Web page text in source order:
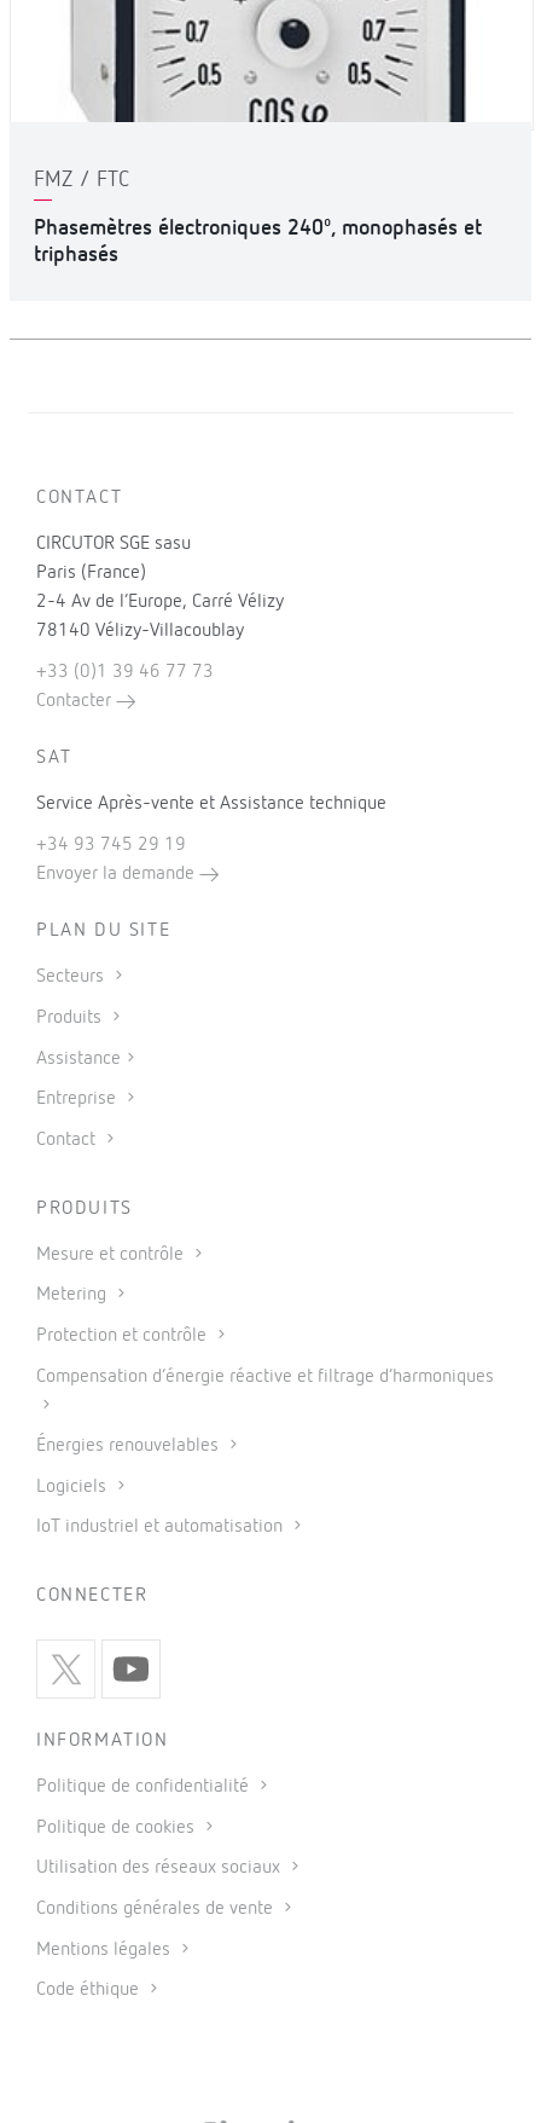
FMZ / FTC
Phasemètres électroniques 240º, monophasés et
triphasés
CONTACT
CIRCUTOR SGE sasu
Paris (France)
2-4 Av de l’Europe, Carré Vélizy
78140 Vélizy-Villacoublay
+33 (0)1 39 46 77 73
Contacter
SAT
Service Après-vente et Assistance technique
+34 93 745 29 19
Envoyer la demande
PLAN DU SITE
Secteurs
Produits
Assistance
Entreprise
Contact
PRODUITS
Mesure et contrôle
Metering
Protection et contrôle
Compensation d’énergie réactive et filtrage d’harmoniques
Énergies renouvelables
Logiciels
IoT industriel et automatisation
CONNECTER
INFORMATION
Politique de confidentialité
Politique de cookies
Utilisation des réseaux sociaux
Conditions générales de vente
Mentions légales
Code éthique